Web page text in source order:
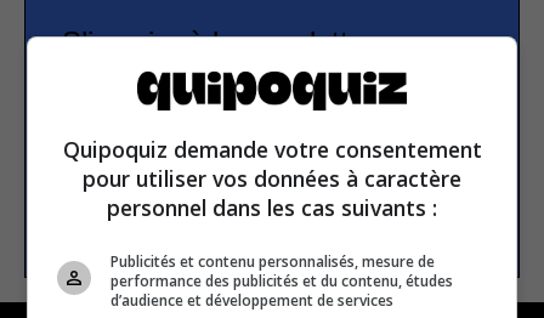
S’inscrire à la newsletter
S’INSCRIRE
Quipoquiz demande votre consentement
pour utiliser vos données à caractère
personnel dans les cas suivants :
Publicités et contenu personnalisés, mesure de
performance des publicités et du contenu, études
d’audience et développement de services